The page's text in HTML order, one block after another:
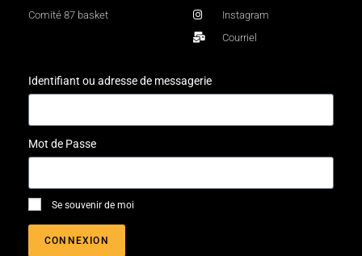
Comité 87 basket
Instagram
Courriel
Identifiant ou adresse de messagerie
Mot de Passe
Se souvenir de moi
CONNEXION